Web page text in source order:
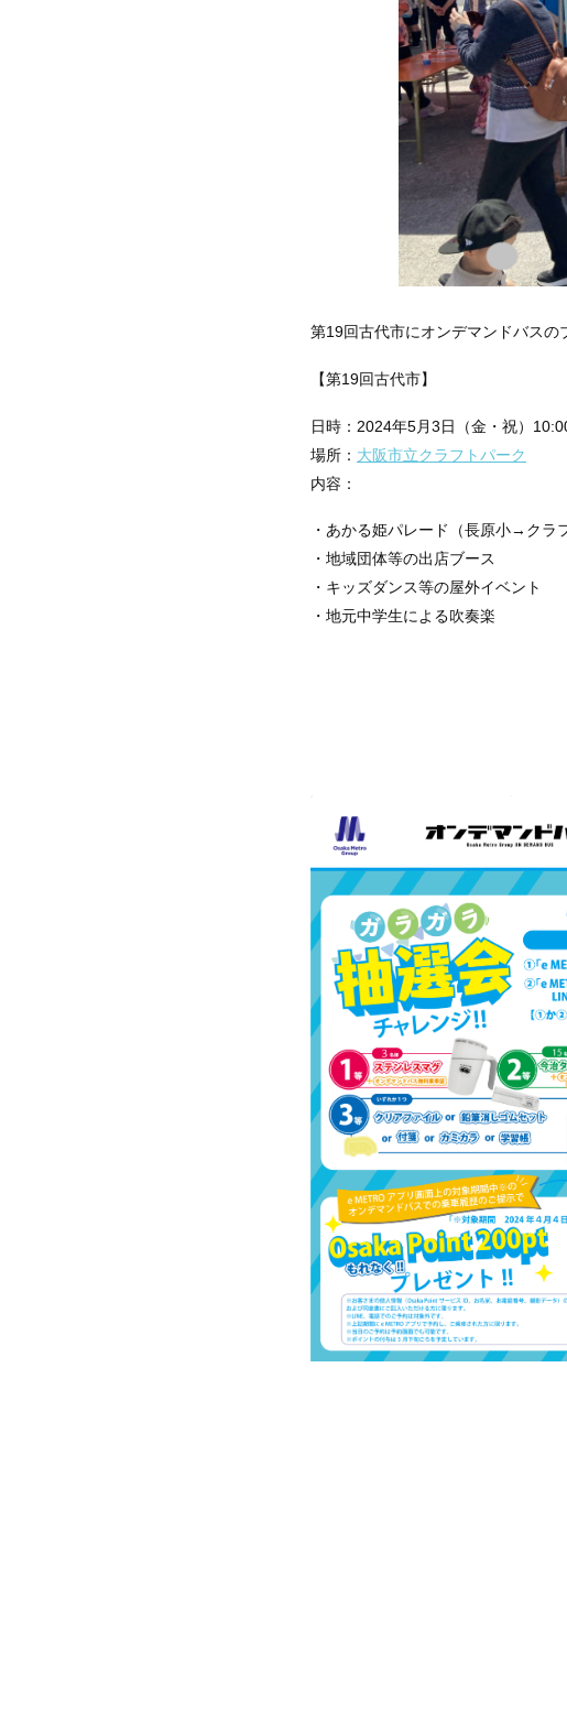
第19回古代市にオンデマンドバスの
【第19回古代市】
日時：2024年5月3日（金・祝）
場所： 大阪市立クラフトパーク
内容：
・あかる姫パレード（長原小→クラ
・地域団体等の出店ブース
・キッズダンス等の屋外イベント
・地元中学生による吹奏楽